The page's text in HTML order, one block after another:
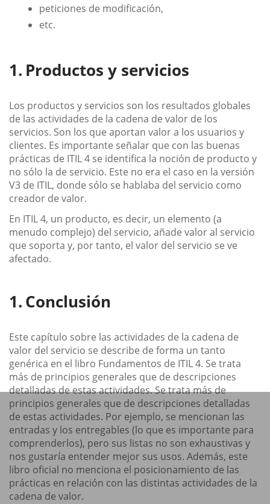
peticiones de modificación,
etc.
Productos y servicios
Los productos y servicios son los resultados globales
de las actividades de la cadena de valor de los
servicios. Son los que aportan valor a los usuarios y
clientes. Es importante señalar que con las buenas
prácticas de ITIL 4 se identifica la noción de producto y
no sólo la de servicio. Este no era el caso en la versión
V3 de ITIL, donde sólo se hablaba del servicio como
creador de valor.
En ITIL 4, un producto, es decir, un elemento (a
menudo complejo) del servicio, añade valor al servicio
que soporta y, por tanto, el valor del servicio se ve
afectado.
Conclusión
Este capítulo sobre las actividades de la cadena de
valor del servicio se describe de forma un tanto
genérica en el libro Fundamentos de ITIL 4. Se trata
más de principios generales que de descripciones
detalladas de estas actividades. Se trata más de
principios generales que de descripciones detalladas
de estas actividades. Por ejemplo, se mencionan las
entradas y los entregables (lo que es importante para
comprenderlos), pero sus listas no son exhaustivas y
nos gustaría entender mejor sus usos. Además, este
libro oficial no menciona el posicionamiento de las
prácticas en relación con las distintas actividades de la
cadena de valor.